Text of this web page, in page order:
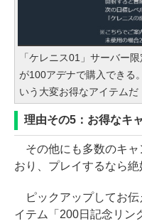
「ケレニス01」サーバー
が100アデナで購入できる
いう大変お得なアイテムだ
理由その5：お得なキ
その他にも多数のキャ
おり、プレイするなら絶
ピックアップしてお伝
イテム「200日記念リン